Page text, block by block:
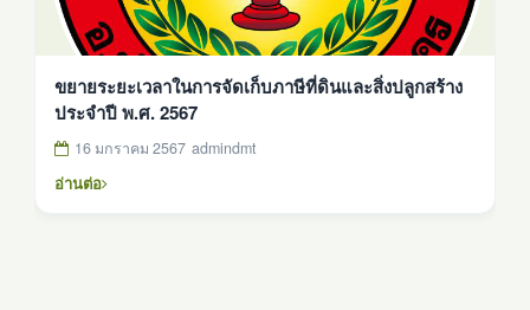
ขยายระยะเวลาในการจัดเก็บภาษีที่ดินและสิ่งปลูกสร้าง
ประจำปี พ.ศ. 2567
16 มกราคม 2567 admindmt
อ่านต่อ